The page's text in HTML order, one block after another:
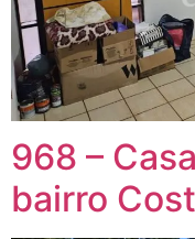
968 –
bairro